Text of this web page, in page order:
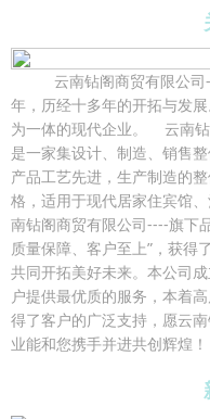
云南钻阁商贸有限公司
年，历经十多年的开拓与发
为一体的现代企业。 云南
是一家集设计、制造、销售
产品工艺先进，生产制造的
格，适用于现代居家住宾馆
南钻阁商贸有限公司----旗下
质量保障、客户至上”，获得
共同开拓美好未来。本公司
户提供最优质的服务，本着
得了客户的广泛支持，愿云
业能和您携手并进共创辉煌！